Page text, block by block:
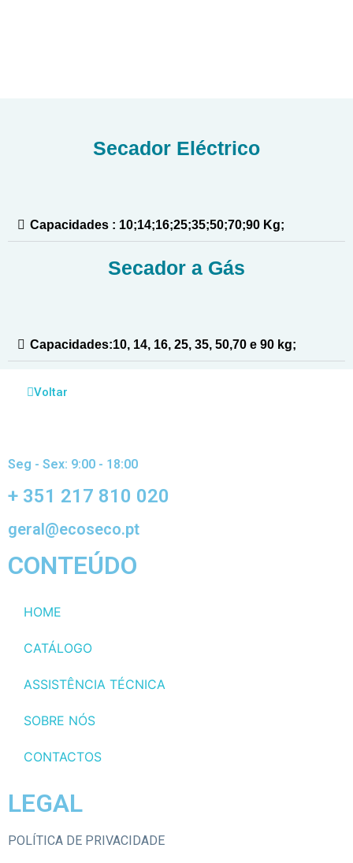
Secador Eléctrico
Capacidades : 10;14;16;25;35;50;70;90 Kg;
Secador a Gás
Capacidades:10, 14, 16, 25, 35, 50,70 e 90 kg;
Voltar
Seg - Sex: 9:00 - 18:00
+ 351 217 810 020
geral@ecoseco.pt
CONTEÚDO
HOME
CATÁLOGO
ASSISTÊNCIA TÉCNICA
SOBRE NÓS
CONTACTOS
LEGAL
POLÍTICA DE PRIVACIDADE